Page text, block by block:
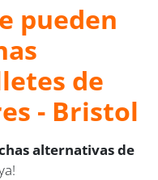
pueden
de
- Bristol
alternativas de